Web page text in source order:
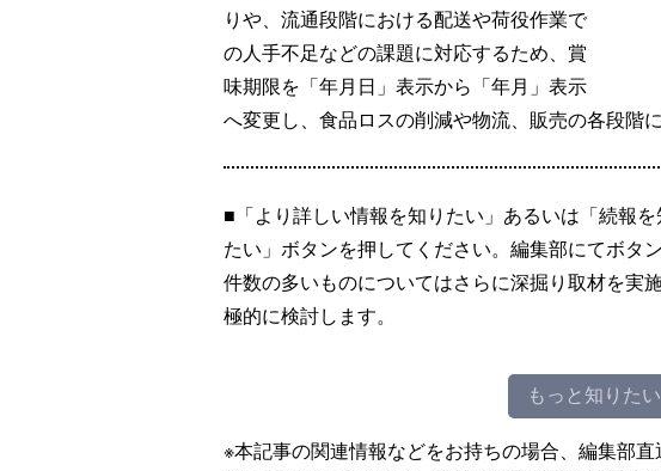
りや、流通段階における配送や荷役作業で
の人手不足などの課題に対応するため、賞
味期限を「年月日」表示から「年月」表示
へ変更し、食品ロスの削減や物流、販売の各段階
■「より詳しい情報を知りたい」あるいは「続報
たい」ボタンを押してください。編集部にてボタ
件数の多いものについてはさらに深掘り取材を実
極的に検討します。
もっと知りたい
※本記事の関連情報などをお持ちの場合、編集部